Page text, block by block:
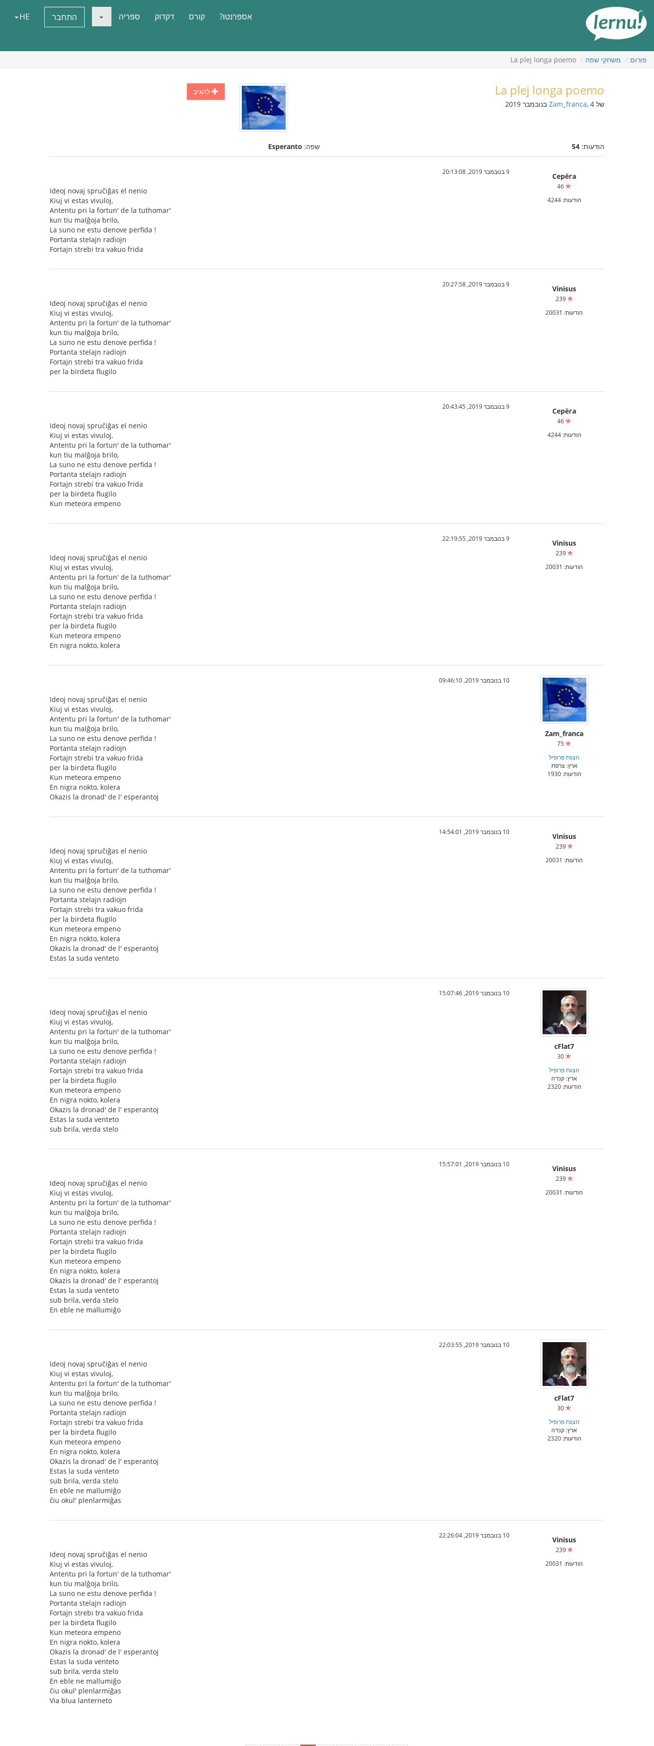
העניינים
אספרנטו? קורס דקדוק ספריה התחבר HE
פורום משחקי שפה La plej longa poemo
להגיב La plej longa poemo
של Zam_franca, 4 בנובמבר 2019
הודעות: 54 שפה: Esperanto
Серёга
הודעות: 4244
9 בנובמבר 2019, 20:13:08
Ideoj novaj spruĉiĝas el nenio
Kiuj vi estas vivuloj,
Antentu pri la fortun' de la tuthomar'
kun tiu malĝoja brilo,
La suno ne estu denove perfida !
Portanta stelajn radiojn
Fortajn strebi tra vakuo frida
Vinisus
239
הודעות: 20031
9 בנובמבר 2019, 20:27:58
Ideoj novaj spruĉiĝas el nenio
Kiuj vi estas vivuloj,
Antentu pri la fortun' de la tuthomar'
kun tiu malĝoja brilo,
La suno ne estu denove perfida !
Portanta stelajn radiojn
Fortajn strebi tra vakuo frida
per la birdeta flugilo
Серёга
הודעות: 4244
9 בנובמבר 2019, 20:43:45
Ideoj novaj spruĉiĝas el nenio
Kiuj vi estas vivuloj,
Antentu pri la fortun' de la tuthomar'
kun tiu malĝoja brilo,
La suno ne estu denove perfida !
Portanta stelajn radiojn
Fortajn strebi tra vakuo frida
per la birdeta flugilo
Kun meteora empeno
Vinisus
239
הודעות: 20031
9 בנובמבר 2019, 22:19:55
Ideoj novaj spruĉiĝas el nenio
Kiuj vi estas vivuloj,
Antentu pri la fortun' de la tuthomar'
kun tiu malĝoja brilo,
La suno ne estu denove perfida !
Portanta stelajn radiojn
Fortajn strebi tra vakuo frida
per la birdeta flugilo
Kun meteora empeno
En nigra nokto, kolera
Zam_franca
הצגת פרופיל
ארץ: צרפת
הודעות: 1930
10 בנובמבר 2019, 09:46:10
Ideoj novaj spruĉiĝas el nenio
Kiuj vi estas vivuloj,
Antentu pri la fortun' de la tuthomar'
kun tiu malĝoja brilo,
La suno ne estu denove perfida !
Portanta stelajn radiojn
Fortajn strebi tra vakuo frida
per la birdeta flugilo
Kun meteora empeno
En nigra nokto, kolera
Okazis la dronad' de l' esperantoj
Vinisus
239
הודעות: 20031
10 בנובמבר 2019, 14:54:01
Ideoj novaj spruĉiĝas el nenio
Kiuj vi estas vivuloj,
Antentu pri la fortun' de la tuthomar'
kun tiu malĝoja brilo,
La suno ne estu denove perfida !
Portanta stelajn radiojn
Fortajn strebi tra vakuo frida
per la birdeta flugilo
Kun meteora empeno
En nigra nokto, kolera
Okazis la dronad' de l' esperantoj
Estas la suda venteto
cFlat7
הצגת פרופיל
ארץ: קנדה
הודעות: 2320
10 בנובמבר 2019, 15:07:46
Ideoj novaj spruĉiĝas el nenio
Kiuj vi estas vivuloj,
Antentu pri la fortun' de la tuthomar'
kun tiu malĝoja brilo,
La suno ne estu denove perfida !
Portanta stelajn radiojn
Fortajn strebi tra vakuo frida
per la birdeta flugilo
Kun meteora empeno
En nigra nokto, kolera
Okazis la dronad' de l' esperantoj
Estas la suda venteto
sub brila, verda stelo
Vinisus
239
הודעות: 20031
10 בנובמבר 2019, 15:57:01
Ideoj novaj spruĉiĝas el nenio
Kiuj vi estas vivuloj,
Antentu pri la fortun' de la tuthomar'
kun tiu malĝoja brilo,
La suno ne estu denove perfida !
Portanta stelajn radiojn
Fortajn strebi tra vakuo frida
per la birdeta flugilo
Kun meteora empeno
En nigra nokto, kolera
Okazis la dronad' de l' esperantoj
Estas la suda venteto
sub brila, verda stelo
En eble ne mallumiĝo
cFlat7
הצגת פרופיל
ארץ: קנדה
הודעות: 2320
10 בנובמבר 2019, 22:03:55
Ideoj novaj spruĉiĝas el nenio
Kiuj vi estas vivuloj,
Antentu pri la fortun' de la tuthomar'
kun tiu malĝoja brilo,
La suno ne estu denove perfida !
Portanta stelajn radiojn
Fortajn strebi tra vakuo frida
per la birdeta flugilo
Kun meteora empeno
En nigra nokto, kolera
Okazis la dronad' de l' esperantoj
Estas la suda venteto
sub brila, verda stelo
En eble ne mallumiĝo
ĉiu okul' plenlarmiĝas
Vinisus
239
הודעות: 20031
10 בנובמבר 2019, 22:26:04
Ideoj novaj spruĉiĝas el nenio
Kiuj vi estas vivuloj,
Antentu pri la fortun' de la tuthomar'
kun tiu malĝoja brilo,
La suno ne estu denove perfida !
Portanta stelajn radiojn
Fortajn strebi tra vakuo frida
per la birdeta flugilo
Kun meteora empeno
En nigra nokto, kolera
Okazis la dronad' de l' esperantoj
Estas la suda venteto
sub brila, verda stelo
En eble ne mallumiĝo
ĉiu okul' plenlarmiĝas
Via blua lanterneto